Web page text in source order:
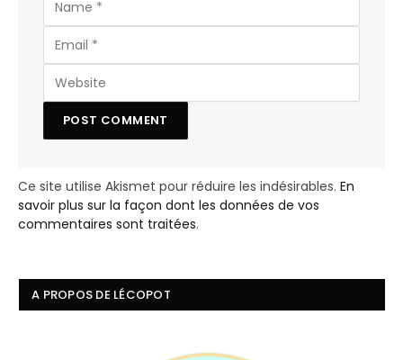
Ce site utilise Akismet pour réduire les indésirables. En
savoir plus sur la façon dont les données de vos
commentaires sont traitées.
A PROPOS DE LÉCOPOT